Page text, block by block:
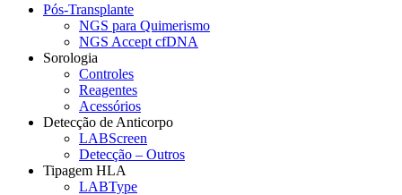
Pós-Transplante
NGS para Quimerismo
NGS Accept cfDNA
Sorologia
Controles
Reagentes
Acessórios
Detecção de Anticorpo
LABScreen
Detecção – Outros
Tipagem HLA
LABType